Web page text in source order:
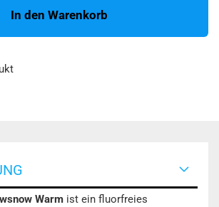
In den Warenkorb
Warm ist ein fluorfreies